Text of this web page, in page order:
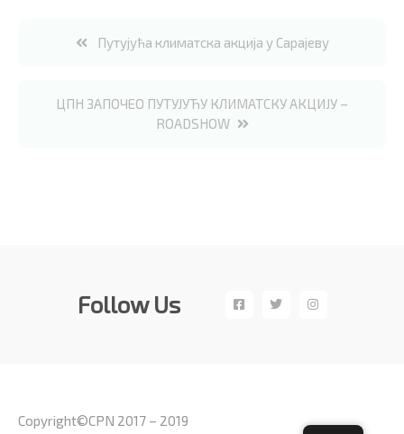
Кретање
чланка
Путујућа климатска акција у Сарајеву
ЦПН ЗАПОЧЕО ПУТУЈУЋУ КЛИМАТСКУ АКЦИЈУ –
ROADSHOW
Follow Us
Copyright©CPN 2017 – 2019